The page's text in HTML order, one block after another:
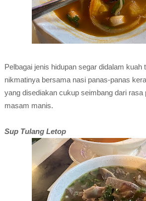
Pelbagai jenis hidupan segar didalam
nikmatinya bersama nasi panas-panas
yang disediakan cukup seimbang dari
masam manis.
Sup Tulang Letop